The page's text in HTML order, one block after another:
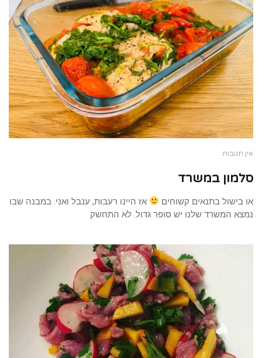
אין תגובות
סלמון במשרד
או בישול בתנאים קשוחים
אז היינו רעבות, ענבל ואני. במבנה שבו
נמצא המשרד שלנו יש סופר גדול. לא התחשק